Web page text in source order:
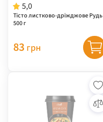
5,0
Тісто листково-дріжджове Рудь
500 г
83 грн